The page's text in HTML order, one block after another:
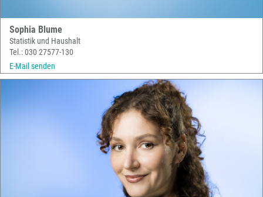
Sophia Blume
Statistik und Haushalt
Tel.: 030 27577-130
E-Mail senden